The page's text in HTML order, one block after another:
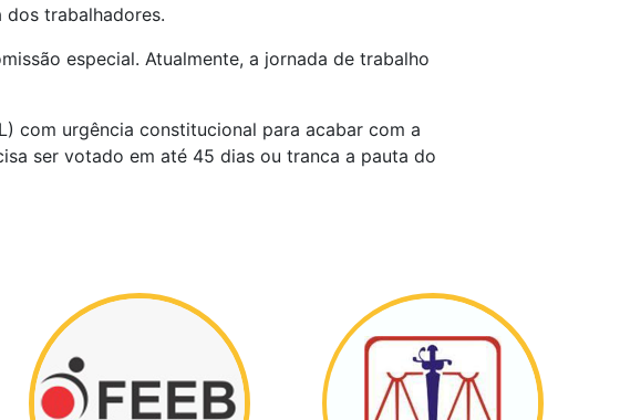
dos trabalhadores.
especial. Atualmente, a jornada de trabalho
com urgência constitucional para acabar com a
ser votado em até 45 dias ou tranca a pauta do